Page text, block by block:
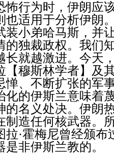
怖行为时，伊朗应
也适用于分析伊朗
装小弟哈马斯，并
的独裁政权。我们
长就越激进。今天
【穆斯林学者】及
惮、不断扩张的军
化的伊斯兰意味着
的名义处决。伊朗
制造任何核武器。
·霍梅尼曾经颁布
非伊斯兰教的。